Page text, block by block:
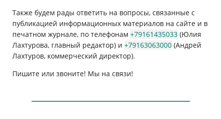
Также будем рады ответить на вопросы, связанные с
публикацией информационных материалов на сайте и в
печатном журнале, по телефонам +79161435033 (Юлия
Лахтурова, главный редактор) и +79163063000 (Андрей
Лахтуров, коммерческий директор).
Пишите или звоните! Мы на связи!